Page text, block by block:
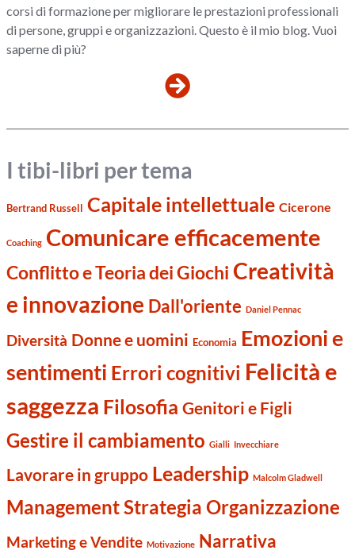
corsi di formazione per migliorare le prestazioni professionali
di persone, gruppi e organizzazioni. Questo è il mio blog. Vuoi
saperne di più?
I tibi-libri per tema
Bertrand Russell Capitale intellettuale Cicerone
Coaching Comunicare efficacemente
Conflitto e Teoria dei Giochi Creatività
e innovazione Dall'oriente Daniel Pennac
Diversità Donne e uomini Economia Emozioni e
sentimenti Errori cognitivi Felicità e
saggezza Filosofia Genitori e Figli
Gestire il cambiamento Gialli Invecchiare
Lavorare in gruppo Leadership Malcolm Gladwell
Management Strategia Organizzazione
Marketing e Vendite Motivazione Narrativa